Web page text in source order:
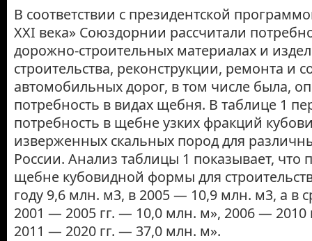
В соответствии с президентской
XXI века» Союздорнии рассчитали
дорожно-строительных материалах и
строительства, реконструкции, ремонта и
автомобильных дорог, в том числе была,
потребность в видах щебня. В таблице 1
потребность в щебне узких фракций
изверженных скальных пород для
России. Анализ таблицы 1 показывает, что
щебне кубовидной формы для
году 9,6 млн. м3, в 2005 — 10,9 млн. м3, а в
2001 — 2005 гг. — 10,0 млн. м», 2006 — 2010
2011 — 2020 гг. — 37,0 млн. м».